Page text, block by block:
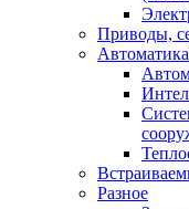
Приводы,
Разное